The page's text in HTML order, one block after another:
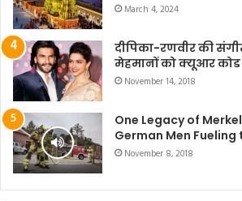
March 4, 2024
दीपिका-रणवीर की
मेहमानों को क्यूआर कोड
November 14, 2018
One Legacy of
German Men Fueling
November 8, 2018